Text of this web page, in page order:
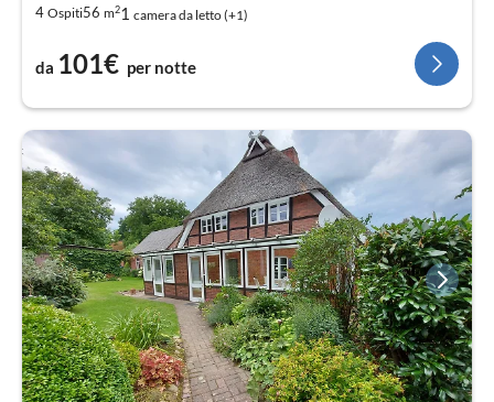
4 Ospiti56 m21 camera da letto (+1)
da 101€ per notte